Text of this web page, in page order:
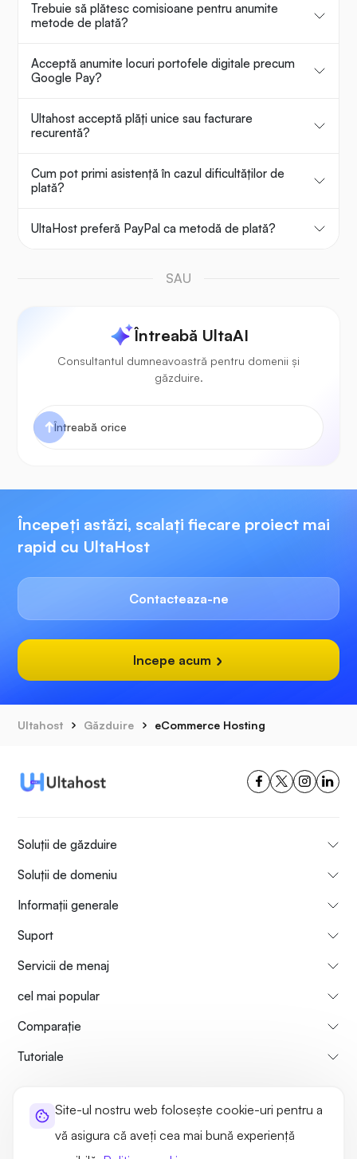
Site-ul nostru web folosește cookie-uri pentru a
vă asigura că aveți cea mai bună experiență
Trebuie să plătesc comisioane pentru anumite
metode de plată?
Acceptă anumite locuri portofele digitale precum
Google Pay?
Ultahost acceptă plăți unice sau facturare
recurentă?
Cum pot primi asistență în cazul dificultăților de
plată?
UltaHost preferă PayPal ca metodă de plată?
SAU
Întreabă UltaAI
Consultantul dumneavoastră pentru domenii și
găzduire.
Începeți astăzi, scalați fiecare proiect mai
rapid cu UltaHost
Contacteaza-ne
Incepe acum
Ultahost Găzduire eCommerce Hosting
Soluții de găzduire
Soluții de domeniu
Informații generale
Suport
Servicii de menaj
cel mai popular
Comparaţie
Tutoriale
Informații despre noiPolitica de rambursare a plăților
Termeni de utilizare
Harta site-ului